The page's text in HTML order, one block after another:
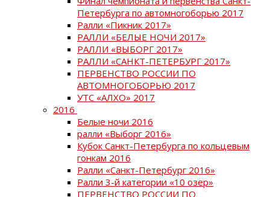
Петербурга по автомногоборью 2017
Ралли «Пикник 2017»
РАЛЛИ «БЕЛЫЕ НОЧИ 2017»
РАЛЛИ «ВЫБОРГ 2017»
РАЛЛИ «САНКТ-ПЕТЕРБУРГ 2017»
ПЕРВЕНСТВО РОССИИ ПО
АВТОМНОГОБОРЬЮ 2017
УТС «АЛХО» 2017
2016
Белые ночи 2016
ралли «Выборг 2016»
Кубок Санкт-Петербурга по кольцевым
гонкам 2016
Ралли «Санкт-Петербург 2016»
Ралли 3-й категории «10 озер»
ПЕРВЕНСТВО РОССИИ ПО